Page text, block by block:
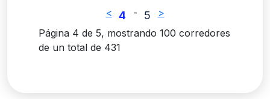
< 4 - 5
>
Página 4 de 5, mostrando 100 corredores
de un total de 431